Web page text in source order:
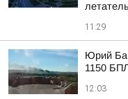
11:29
Юрий
1150
12:03